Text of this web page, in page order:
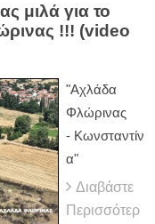
μιλά για το
!!! (video
"Αχλάδα
Φλώρινας
- Κωνσταντίν
α"
Διαβάστε
Περισσότερ